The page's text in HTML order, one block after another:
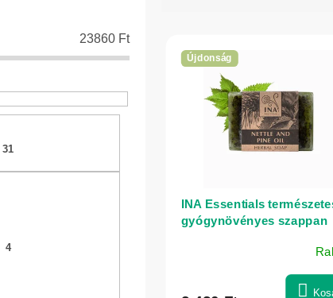
23860 Ft
31
4
Újdonság
INA Essentials
gyógynövényes szappan
– problémás bőr